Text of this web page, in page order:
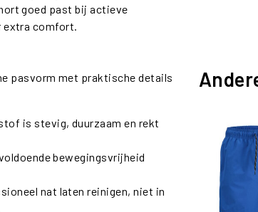
goed past bij actieve
extra comfort.
pasvorm met praktische details
is stevig, duurzaam en rekt
bewegingsvrijheid
nat laten reinigen, niet in